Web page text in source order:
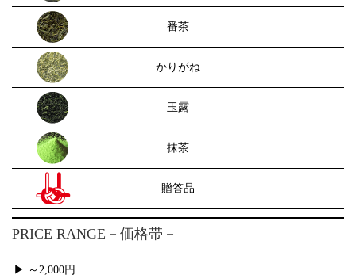
番茶
かりがね
玉露
抹茶
贈答品
PRICE RANGE －価格帯－
▶ ～2,000円